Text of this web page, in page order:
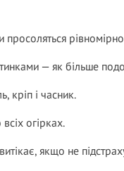
— як більше
кріп і часник.
огірках.
якщо не